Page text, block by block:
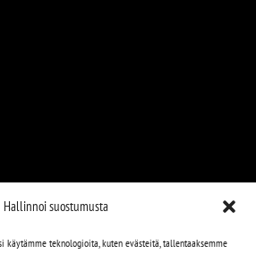
Hallinnoi suostumusta
käytämme teknologioita, kuten evästeitä, tallentaaksemme